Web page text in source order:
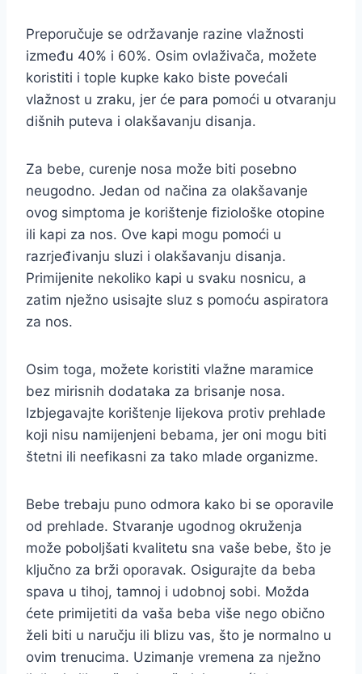
Preporučuje se održavanje razine vlažnosti
između 40% i 60%. Osim ovlaživača, možete
koristiti i tople kupke kako biste povećali
vlažnost u zraku, jer će para pomoći u otvaranju
dišnih puteva i olakšavanju disanja.
Za bebe, curenje nosa može biti posebno
neugodno. Jedan od načina za olakšavanje
ovog simptoma je korištenje fiziološke otopine
ili kapi za nos. Ove kapi mogu pomoći u
razrjeđivanju sluzi i olakšavanju disanja.
Primijenite nekoliko kapi u svaku nosnicu, a
zatim nježno usisajte sluz s pomoću aspiratora
za nos.
Osim toga, možete koristiti vlažne maramice
bez mirisnih dodataka za brisanje nosa.
Izbjegavajte korištenje lijekova protiv prehlade
koji nisu namijenjeni bebama, jer oni mogu biti
štetni ili neefikasni za tako mlade organizme.
Bebe trebaju puno odmora kako bi se oporavile
od prehlade. Stvaranje ugodnog okruženja
može poboljšati kvalitetu sna vaše bebe, što je
ključno za brži oporavak. Osigurajte da beba
spava u tihoj, tamnoj i udobnoj sobi. Možda
ćete primijetiti da vaša beba više nego obično
želi biti u naručju ili blizu vas, što je normalno u
ovim trenucima. Uzimanje vremena za nježno